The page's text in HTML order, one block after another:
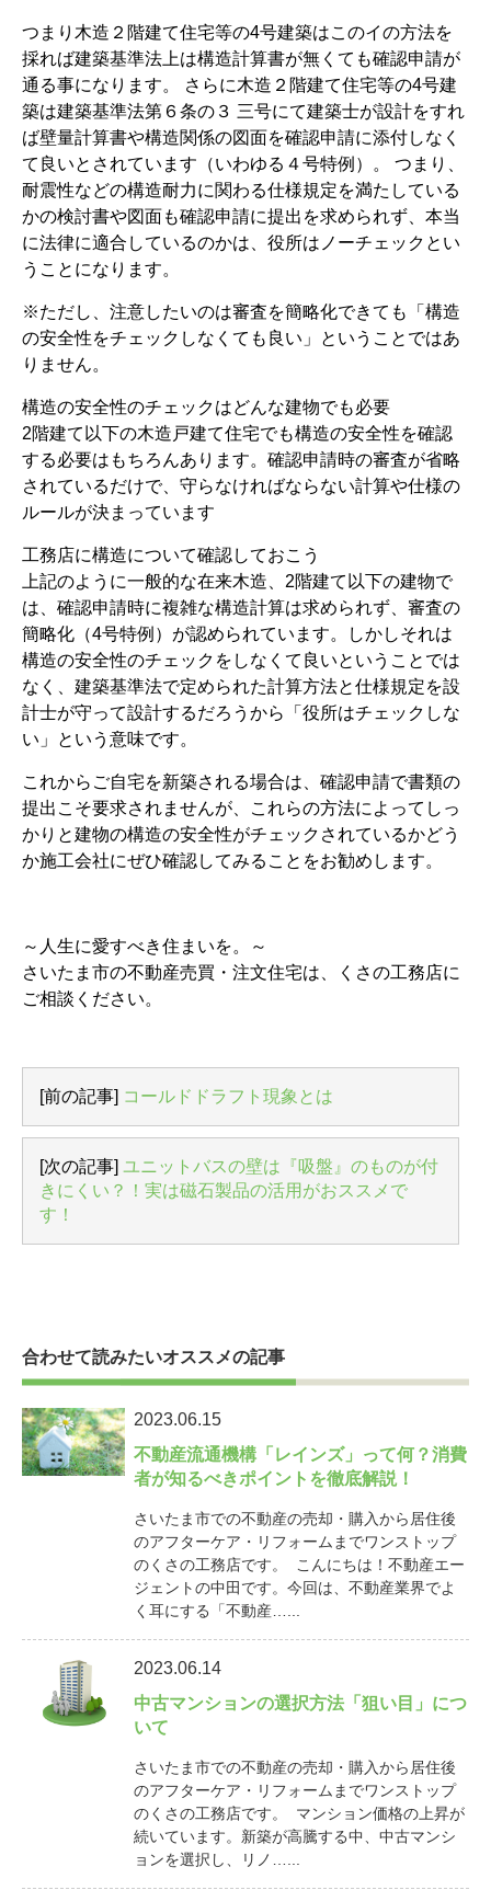
つまり木造２階建て住宅等の4号建築はこのイの方法を
採れば建築基準法上は構造計算書が無くても確認申請が
通る事になります。 さらに木造２階建て住宅等の4号建
築は建築基準法第６条の３ 三号にて建築士が設計をすれ
ば壁量計算書や構造関係の図面を確認申請に添付しなく
て良いとされています（いわゆる４号特例）。 つまり、
耐震性などの構造耐力に関わる仕様規定を満たしている
かの検討書や図面も確認申請に提出を求められず、本当
に法律に適合しているのかは、役所はノーチェックとい
うことになります。
※ただし、注意したいのは審査を簡略化できても「構造
の安全性をチェックしなくても良い」ということではあ
りません。
構造の安全性のチェックはどんな建物でも必要
2階建て以下の木造戸建て住宅でも構造の安全性を確認
する必要はもちろんあります。確認申請時の審査が省略
されているだけで、守らなければならない計算や仕様の
ルールが決まっています
工務店に構造について確認しておこう
上記のように一般的な在来木造、2階建て以下の建物で
は、確認申請時に複雑な構造計算は求められず、審査の
簡略化（4号特例）が認められています。しかしそれは
構造の安全性のチェックをしなくて良いということでは
なく、建築基準法で定められた計算方法と仕様規定を設
計士が守って設計するだろうから「役所はチェックしな
い」という意味です。
これからご自宅を新築される場合は、確認申請で書類の
提出こそ要求されませんが、これらの方法によってしっ
かりと建物の構造の安全性がチェックされているかどう
か施工会社にぜひ確認してみることをお勧めします。
～人生に愛すべき住まいを。～
さいたま市の不動産売買・注文住宅は、くさの工務店に
ご相談ください。
[前の記事] コールドドラフト現象とは
[次の記事] ユニットバスの壁は『吸盤』のものが付
きにくい？！実は磁石製品の活用がおススメで
す！
合わせて読みたいオススメの記事
2023.06.15
不動産流通機構「レインズ」って何？消費
者が知るべきポイントを徹底解説！
さいたま市での不動産の売却・購入から居住後
のアフターケア・リフォームまでワンストップ
のくさの工務店です。 こんにちは！不動産エー
ジェントの中田です。今回は、不動産業界でよ
く耳にする「不動産…...
2023.06.14
中古マンションの選択方法「狙い目」につ
いて
さいたま市での不動産の売却・購入から居住後
のアフターケア・リフォームまでワンストップ
のくさの工務店です。 マンション価格の上昇が
続いています。新築が高騰する中、中古マンシ
ョンを選択し、リノ…...